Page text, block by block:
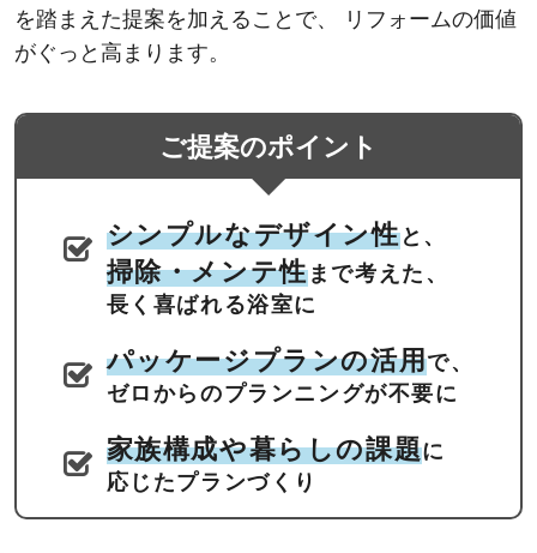
を踏まえた提案を加えることで、
リフォームの価値
がぐっと高まります。
ご提案のポイント
シンプルなデザイン性と、
掃除・メンテ性まで考えた、
長く喜ばれる浴室に
パッケージプランの活用で、
ゼロからのプランニングが不要に
家族構成や暮らしの課題に
応じたプランづくり